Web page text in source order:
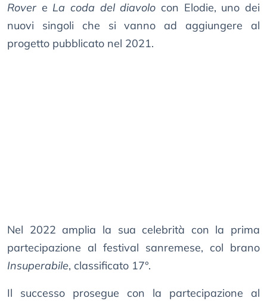
Rover e La coda del diavolo con Elodie, uno dei
nuovi singoli che si vanno ad aggiungere al
progetto pubblicato nel 2021.
Nel 2022 amplia la sua celebrità con la prima
partecipazione al festival sanremese, col brano
Insuperabile, classificato 17°.
Il successo prosegue con la partecipazione al